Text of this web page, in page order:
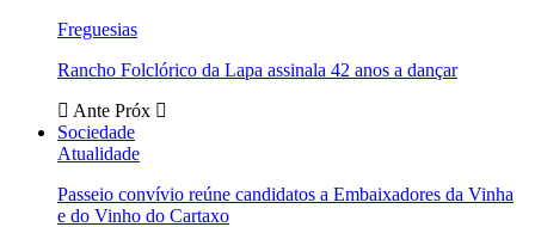
Freguesias
Rancho Folclórico da Lapa assinala 42 anos a dançar
Ante Próx
Sociedade
Atualidade
Passeio convívio reúne candidatos a Embaixadores da Vinha
e do Vinho do Cartaxo